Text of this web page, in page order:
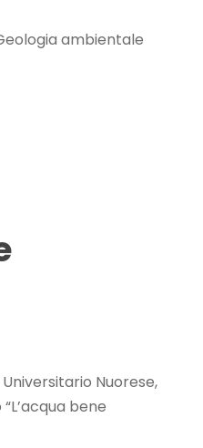
ambientale
Nuorese,
bene